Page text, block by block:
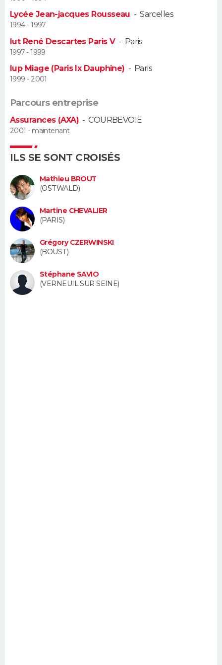
Alimentation
Guide de la santé
Maladies
Médicaments
Sommeil
VOYAGE
Destinations
City break
Voyage nature
Voyage de noces
Forum
Climat
+
PHOTO
GUIDES D'ACHAT
CARTE DE VOEUX
Carte de Noël
Carte Bonne année
Carte Saint-Valentin
Carte Pâques
Carte d'anniversaire
Dictionnaire
Biographies
Citations
Expressions
Proverbes
PROGRAMME TV
COPAINS D'AVANT
AVIS DE DÉCÈS
FORUM
Bricolage
Lifestyle
Culture
Sport
Auto
Television
Voyage
Cinema
Lycée Jean-jacques Rousseau -Sarcelles
1994 - 1997
Iut René Descartes Paris V- Paris
1997 - 1999
Iup Miage (Paris Ix Dauphine) - Paris
1999 - 2001
Parcours entreprise
Assurances (AXA) -COURBEVOIE
2001 - maintenant
ILS SE SONT CROISÉS
Mathieu BROUT
(OSTWALD)
Martine CHEVALIER
(PARIS)
Grégory CZERWINSKI
(BOUST)
Stéphane SAVIO
(VERNEUIL SUR SEINE)